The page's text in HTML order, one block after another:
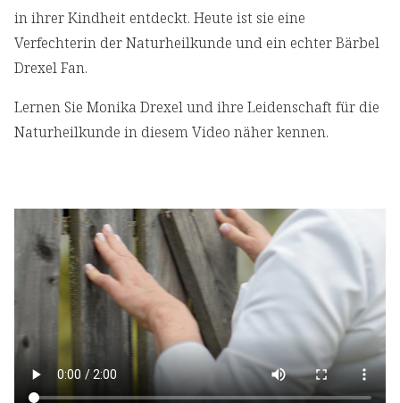
in ihrer Kindheit entdeckt. Heute ist sie eine
Verfechterin der Naturheilkunde und ein echter Bärbel
Drexel Fan.
Lernen Sie Monika Drexel und ihre Leidenschaft für die
Naturheilkunde in diesem Video näher kennen.